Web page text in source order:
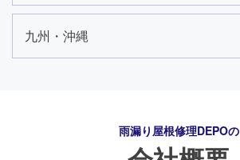
050-1883-0629
九州・沖縄
雨漏り屋根修理DEPOの